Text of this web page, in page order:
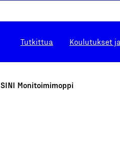
Tutkittua Koulutukset
SINI Monitoimimoppi